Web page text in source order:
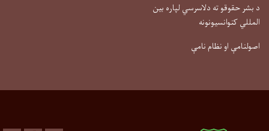
د بشر حقوقو ته دلاسرسي لپاره بین
المللي کنوانسیونونه
اصولنامې او نظام نامې